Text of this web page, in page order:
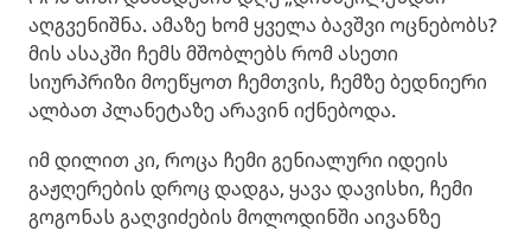
აღგვენიშნა. ამაზე ხომ ყველა ბავშვი ოცნებობს?
მის ასაკში ჩემს მშობლებს რომ ასეთი
სიურპრიზი მოეწყოთ ჩემთვის, ჩემზე ბედნიერი
ალბათ პლანეტაზე არავინ იქნებოდა.
იმ დილით კი, როცა ჩემი გენიალური იდეის
გაჟღერების დროც დადგა, ყავა დავისხი, ჩემი
გოგონას გაღვიძების მოლოდინში აივანზე